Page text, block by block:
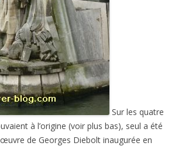
Sur les quatre
à l’origine (voir plus bas), seul a été
de Georges Diebolt inaugurée en